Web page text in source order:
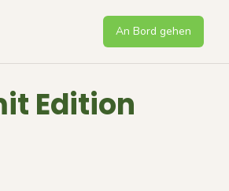
An Bord gehen
Edition